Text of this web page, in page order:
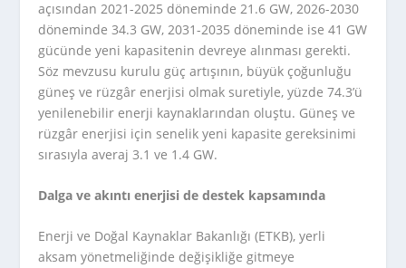
açısından 2021-2025 döneminde 21.6 GW, 2026-2030
döneminde 34.3 GW, 2031-2035 döneminde ise 41 GW
gücünde yeni kapasitenin devreye alınması gerekti.
Söz mevzusu kurulu güç artışının, büyük çoğunluğu
güneş ve rüzgâr enerjisi olmak suretiyle, yüzde 74.3’ü
yenilenebilir enerji kaynaklarından oluştu. Güneş ve
rüzgâr enerjisi için senelik yeni kapasite gereksinimi
sırasıyla averaj 3.1 ve 1.4 GW.
Dalga ve akıntı enerjisi de destek kapsamında
Enerji ve Doğal Kaynaklar Bakanlığı (ETKB), yerli
aksam yönetmeliğinde değişikliğe gitmeye